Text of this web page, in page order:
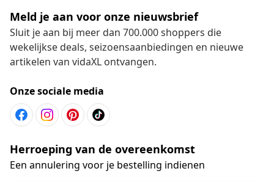
Meld je aan voor onze nieuwsbrief
Sluit je aan bij meer dan 700.000 shoppers die
wekelijkse deals, seizoensaanbiedingen en nieuwe
artikelen van vidaXL ontvangen.
Onze sociale media
Herroeping van de overeenkomst
Een annulering voor je bestelling indienen